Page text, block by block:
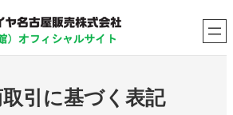
引に基づく表記